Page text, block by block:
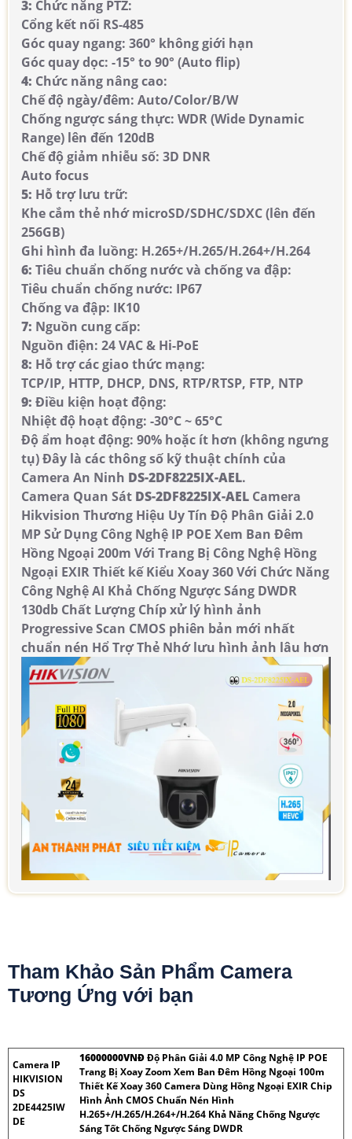
3: Chức năng PTZ:
Cổng kết nối RS-485
Góc quay ngang: 360° không giới hạn
Góc quay dọc: -15° to 90° (Auto flip)
4: Chức năng nâng cao:
Chế độ ngày/đêm: Auto/Color/B/W
Chống ngược sáng thực: WDR (Wide Dynamic
Range) lên đến 120dB
Chế độ giảm nhiễu số: 3D DNR
Auto focus
5: Hỗ trợ lưu trữ:
Khe cắm thẻ nhớ microSD/SDHC/SDXC (lên đến
256GB)
Ghi hình đa luồng: H.265+/H.265/H.264+/H.264
6: Tiêu chuẩn chống nước và chống va đập:
Tiêu chuẩn chống nước: IP67
Chống va đập: IK10
7: Nguồn cung cấp:
Nguồn điện: 24 VAC & Hi-PoE
8: Hỗ trợ các giao thức mạng:
TCP/IP, HTTP, DHCP, DNS, RTP/RTSP, FTP, NTP
9: Điều kiện hoạt động:
Nhiệt độ hoạt động: -30°C ~ 65°C
Độ ẩm hoạt động: 90% hoặc ít hơn (không ngưng
tụ) Đây là các thông số kỹ thuật chính của
Camera An Ninh DS-2DF8225IX-AEL.
Camera Quan Sát DS-2DF8225IX-AEL Camera
Hikvision Thương Hiệu Uy Tín Độ Phân Giải 2.0
MP Sử Dụng Công Nghệ IP POE Xem Ban Đêm
Hồng Ngoại 200m Với Trang Bị Công Nghệ Hồng
Ngoại EXIR Thiết kế Kiểu Xoay 360 Với Chức Năng
Công Nghệ AI Khả Chống Ngược Sáng DWDR
130db Chất Lượng Chíp xử lý hình ảnh
Progressive Scan CMOS phiên bản mới nhất
chuẩn nén Hổ Trợ Thẻ Nhớ lưu hình ảnh lâu hơn
Tham Khảo Sản Phẩm Camera
Tương Ứng với bạn
Camera IP
HIKVISION
DS
2DE4425IW
DE
16000000VNÐĐộ Phân Giải 4.0 MP Công Nghệ IP POE
Trang Bị Xoay Zoom Xem Ban Đêm Hồng Ngoại 100m
Thiết Kế Xoay 360 Camera Dùng Hồng Ngoại EXIR Chip
Hình Ảnh CMOS Chuẩn Nén Hình
H.265+/H.265/H.264+/H.264 Khả Năng Chống Ngược
Sáng Tốt Chống Ngược Sáng DWDR